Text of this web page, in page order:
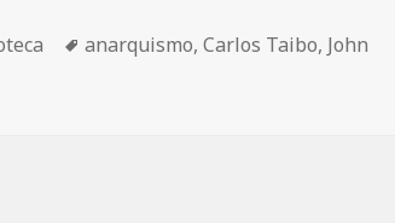
Etiquetas
anarquismo,Carlos Taibo, John